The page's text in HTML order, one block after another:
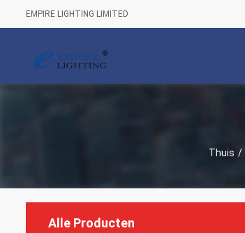
EMPIRE LIGHTING LIMITED
Thuis /
Alle Producten